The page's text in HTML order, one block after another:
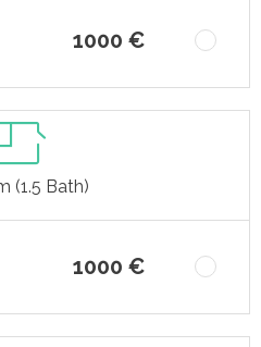
1000 €
(1.5 Bath)
1000 €